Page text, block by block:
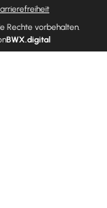
Rechte vorbehalten.
BWX.digital